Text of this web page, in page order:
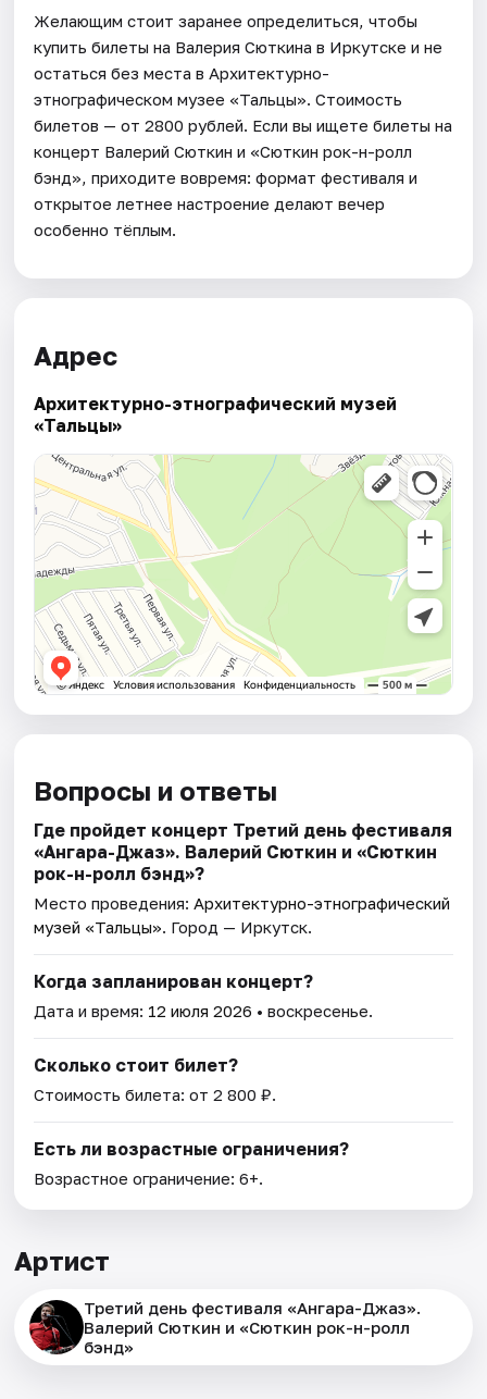
Желающим стоит заранее определиться, чтобы
купить билеты на Валерия Сюткина в Иркутске и не
остаться без места в Архитектурно-
этнографическом музее «Тальцы». Стоимость
билетов — от 2800 рублей. Если вы ищете билеты на
концерт Валерий Сюткин и «Сюткин рок-н-ролл
бэнд», приходите вовремя: формат фестиваля и
открытое летнее настроение делают вечер
особенно тёплым.
Адрес
Архитектурно-этнографический музей
«Тальцы»
Вопросы и ответы
Где пройдет концерт Третий день фестиваля
«Ангара-Джаз». Валерий Сюткин и «Сюткин
рок-н-ролл бэнд»?
Место проведения:Архитектурно-этнографический
музей «Тальцы». Город — Иркутск.
Когда запланирован концерт?
Дата и время: 12 июля 2026 • воскресенье.
Сколько стоит билет?
Стоимость билета: от 2 800 ₽.
Есть ли возрастные ограничения?
Возрастное ограничение: 6+.
Артист
Третий день фестиваля «Ангара-Джаз».
Валерий Сюткин и «Сюткин рок-н-ролл
бэнд»